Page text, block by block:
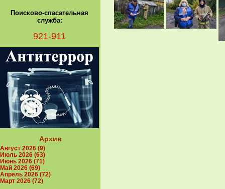
Поисково-спасательная
служба:
921-911
Архив
Август 2026 (9)
Июль 2026 (63)
Июнь 2026 (71)
Май 2026 (69)
Апрель 2026 (72)
Март 2026 (72)